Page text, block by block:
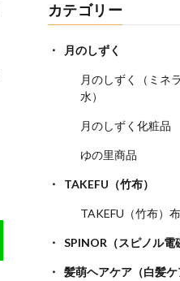
カテゴリー
月のしずく
月のしずく（ミネ
水）
月のしずく化粧品
ゆの里商品
TAKEFU（竹布）
TAKEFU（竹布）
SPINOR（スピノル電
髪萌ヘアケア（白髪